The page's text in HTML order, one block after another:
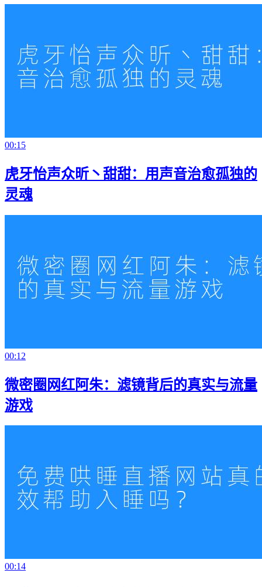
00:15
虎牙怡声众昕丶甜甜：用声音治愈孤独的
灵魂
00:12
微密圈网红阿朱：滤镜背后的真实与流量
游戏
00:14